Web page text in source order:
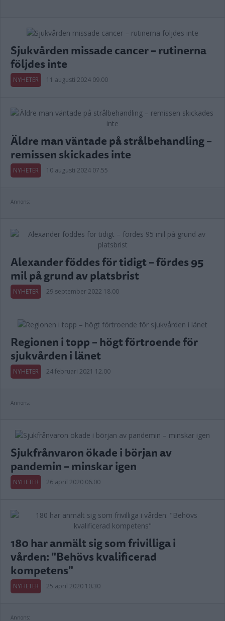
Sjukvården missade cancer – rutinerna
följdes inte
NYHETER 11 augusti 2024 09.00
Äldre man väntade på strålbehandling –
remissen skickades inte
NYHETER 10 augusti 2024 07.55
Annons:
Alexander föddes för tidigt – fördes 95
mil på grund av platsbrist
NYHETER 29 september 2022 18.00
Regionen i topp – högt förtroende för
sjukvården i länet
NYHETER 24 februari 2021 12.00
Annons:
Sjukfrånvaron ökade i början av
pandemin – minskar igen
NYHETER 26 april 2020 06.00
180 har anmält sig som frivilliga i
vården: "Behövs kvalificerad
kompetens"
NYHETER 25 april 2020 10.30
Annons: